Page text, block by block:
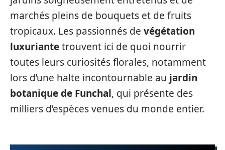
marchés pleins de bouquets et de fruits
tropicaux. Les passionnés de végétation
luxuriantetrouvent ici de quoi nourrir
toutes leurs curiosités florales, notamment
lors d’une halte incontournable au jardin
botanique de Funchal, qui présente des
milliers d’espèces venues du monde entier.